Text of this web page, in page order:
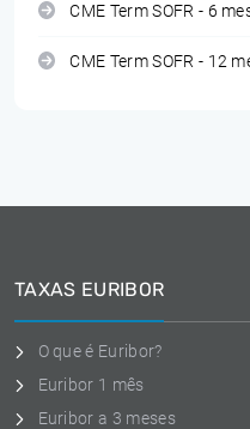
CME Term SOFR - 6
CME Term SOFR - 12
TAXAS EURIBOR
O que é Euribor?
Euribor 1 mês
Euribor a 3 meses